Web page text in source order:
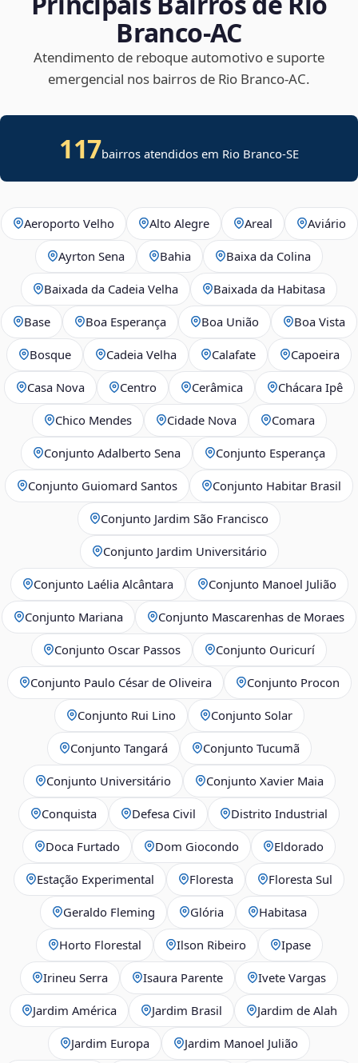
Branco‑AC
Atendimento de reboque automotivo e suporte
emergencial nos bairros de Rio Branco‑AC.
117bairros atendidos em Rio Branco-SE
Aeroporto Velho Alto Alegre Areal Aviário
Ayrton Sena Bahia Baixa da Colina
Baixada da Cadeia Velha Baixada da Habitasa
Base Boa Esperança Boa União Boa Vista
Bosque Cadeia Velha Calafate Capoeira
Casa Nova Centro Cerâmica Chácara Ipê
Chico Mendes Cidade Nova Comara
Conjunto Adalberto Sena Conjunto Esperança
Conjunto Guiomard Santos Conjunto Habitar Brasil
Conjunto Jardim São Francisco
Conjunto Jardim Universitário
Conjunto Laélia Alcântara Conjunto Manoel Julião
Conjunto Mariana Conjunto Mascarenhas de Moraes
Conjunto Oscar Passos Conjunto Ouricurí
Conjunto Paulo César de Oliveira Conjunto Procon
Conjunto Rui Lino Conjunto Solar
Conjunto Tangará Conjunto Tucumã
Conjunto Universitário Conjunto Xavier Maia
Conquista Defesa Civil Distrito Industrial
Doca Furtado Dom Giocondo Eldorado
Estação Experimental Floresta Floresta Sul
Geraldo Fleming Glória Habitasa
Horto Florestal Ilson Ribeiro Ipase
Irineu Serra Isaura Parente Ivete Vargas
Jardim América Jardim Brasil Jardim de Alah
Jardim Europa Jardim Manoel Julião